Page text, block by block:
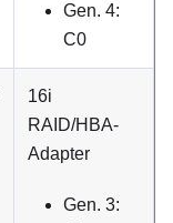
Gen. 4:
C0
16i
RAID/HBA-
Adapter
Gen. 3: